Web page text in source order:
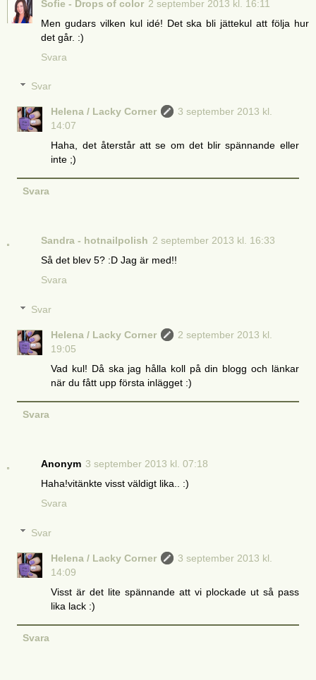
Sofie - Drops of color 2 september 2013 kl. 16:11
Men gudars vilken kul idé! Det ska bli jättekul att följa hur
det går. :)
Svara
Svar
Helena / Lacky Corner
3 september 2013 kl.
14:07
Haha, det återstår att se om det blir spännande eller
inte ;)
Svara
Sandra - hotnailpolish 2 september 2013 kl. 16:33
Så det blev 5? :D Jag är med!!
Svara
Svar
Helena / Lacky Corner
2 september 2013 kl.
19:05
Vad kul! Då ska jag hålla koll på din blogg och länkar
när du fått upp första inlägget :)
Svara
Anonym 3 september 2013 kl. 07:18
Haha!vitänkte visst väldigt lika.. :)
Svara
Svar
Helena / Lacky Corner
3 september 2013 kl.
14:09
Visst är det lite spännande att vi plockade ut så pass
lika lack :)
Svara